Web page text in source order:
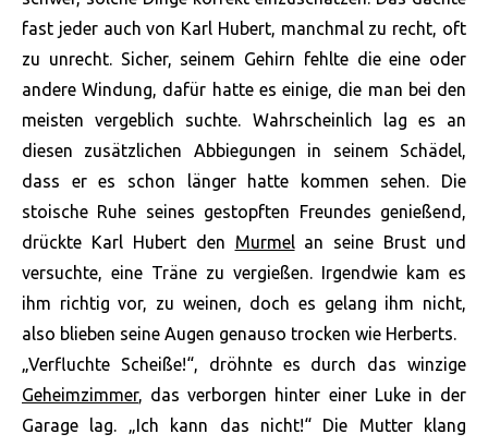
fast jeder auch von Karl Hubert, manchmal zu recht, oft
zu unrecht. Sicher, seinem Gehirn fehlte die eine oder
andere Windung, dafür hatte es einige, die man bei den
meisten vergeblich suchte. Wahrscheinlich lag es an
diesen zusätzlichen Abbiegungen in seinem Schädel,
dass er es schon länger hatte kommen sehen. Die
stoische Ruhe seines gestopften Freundes genießend,
drückte Karl Hubert den Murmelan seine Brust und
versuchte, eine Träne zu vergießen. Irgendwie kam es
ihm richtig vor, zu weinen, doch es gelang ihm nicht,
also blieben seine Augen genauso trocken wie Herberts.
„Verfluchte Scheiße!“, dröhnte es durch das winzige
Geheimzimmer, das verborgen hinter einer Luke in der
Garage lag. „Ich kann das nicht!“ Die Mutter klang